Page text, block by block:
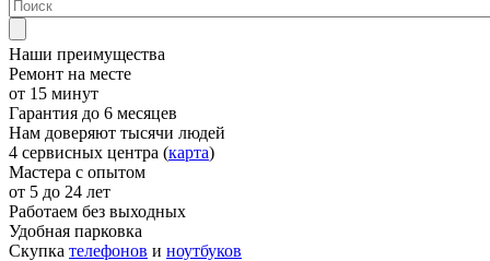
Наши преимущества
Ремонт на месте
от 15 минут
Гарантия до 6 месяцев
Нам доверяют тысячи людей
4 сервисных центра (карта)
Мастера с опытом
от 5 до 24 лет
Работаем без выходных
Удобная парковка
Скупка телефонов и ноутбуков